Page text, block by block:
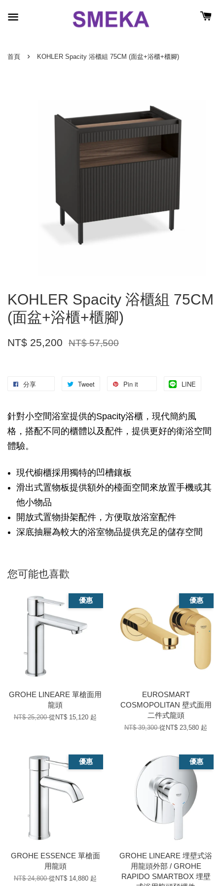
首頁 › KOHLER Spacity 浴櫃組 75CM (面盆+浴櫃+櫃腳)
KOHLER Spacity 浴櫃組 75CM
(面盆+浴櫃+櫃腳)
NT$ 25,200 NT$ 57,500
分享 Tweet Pin it LINE
針對小空間浴室提供的Spacity浴櫃，現代簡約風
格，搭配不同的櫃體以及配件，提供更好的衛浴空間
體驗。
現代櫥櫃採用獨特的凹槽鑲板
滑出式置物板提供額外的檯面空間來放置手機或其
他小物品
開放式置物掛架配件，方便取放浴室配件
深底抽屜為較大的浴室物品提供充足的儲存空間
您可能也喜歡
優惠
GROHE LINEARE 單槍面用
龍頭
NT$ 25,200從NT$ 15,120 起
優惠
EUROSMART
COSMOPOLITAN 壁式面用
二件式龍頭
NT$ 39,300從NT$ 23,580 起
優惠
GROHE ESSENCE 單槍面
用龍頭
NT$ 24,800從NT$ 14,880 起
優惠
GROHE LINEARE 埋壁式浴
用龍頭外部 / GROHE
RAPIDO SMARTBOX 埋壁